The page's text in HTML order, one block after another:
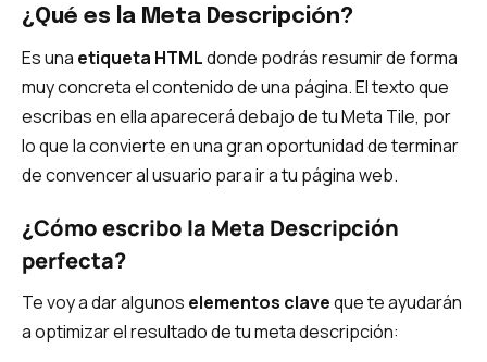
¿Qué es la Meta Descripción?
Es una etiqueta HTMLdonde podrás resumir de forma
muy concreta el contenido de una página. El texto que
escribas en ella aparecerá debajo de tu Meta Tile, por
lo que la convierte en una gran oportunidad de terminar
de convencer al usuario para ir a tu página web.
¿Cómo escribo la Meta Descripción
perfecta?
Te voy a dar algunos elementos claveque te ayudarán
a optimizar el resultado de tu meta descripción: